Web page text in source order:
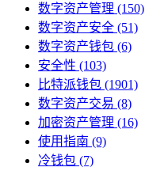
数字资产管理 (150)
数字资产安全 (51)
数字资产钱包 (6)
安全性 (103)
比特派钱包 (1901)
数字资产交易 (8)
加密资产管理 (16)
使用指南 (9)
冷钱包 (7)